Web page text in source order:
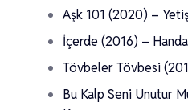
Aşk 101 (2020) –
İçerde (2016) –
Tövbeler Tövbesi
Bu Kalp Seni Unutur